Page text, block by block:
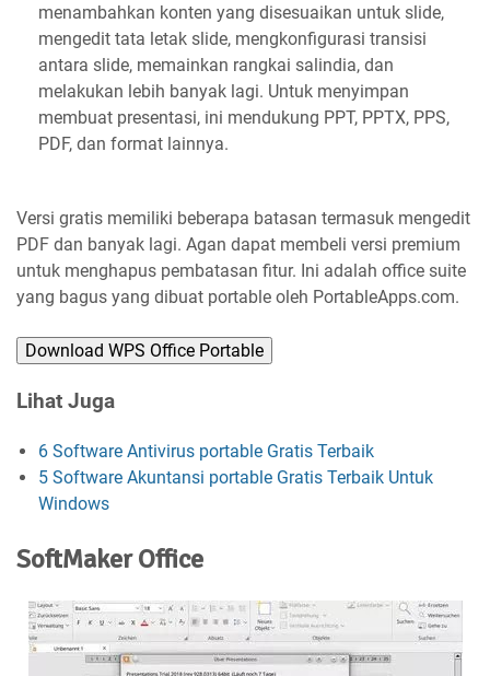
menambahkan konten yang disesuaikan untuk slide,
mengedit tata letak slide, mengkonfigurasi transisi
antara slide, memainkan rangkai salindia, dan
melakukan lebih banyak lagi. Untuk menyimpan
membuat presentasi, ini mendukung PPT, PPTX, PPS,
PDF, dan format lainnya.
Versi gratis memiliki beberapa batasan termasuk mengedit
PDF dan banyak lagi. Agan dapat membeli versi premium
untuk menghapus pembatasan fitur. Ini adalah office suite
yang bagus yang dibuat portable oleh PortableApps.com.
Download WPS Office Portable
Lihat Juga
6 Software Antivirus portable Gratis Terbaik
5 Software Akuntansi portable Gratis Terbaik Untuk
Windows
SoftMaker Office